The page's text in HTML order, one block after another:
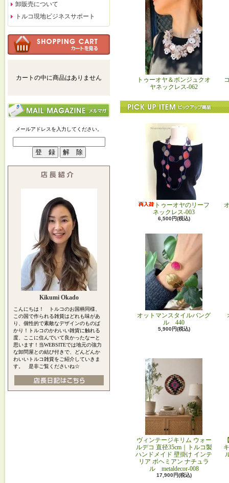
卸販売について
トルコ現地ビジネスサポート
カートの中に商品はありません
メールアドレスを入力してください。
Kikumi Okado
こんにちは！ トルコのお国柄同様、
この国で作られる雑貨はどれも味があ
り、個性的で素敵なデザインのものば
かり！トルコのかわいい雑貨に触れる
度、ここに住んでいて良かったなーと
思います！当WEBSITEでは地元の強力
な卸問屋との結び付きで、どんどんか
わいいトルコ雑貨をご紹介していきま
す。 是非ご覧くださいね☆
トゥーオヤ＆ボンジュクオ
ヤネックレス-062
トゥーオヤのリーフ
ネックレス-003
6,500円(税込)
オットマンスタイルバング
ル 440
5,900円(税込)
ヴィンテージキリム ウォー
ルデコ 直径35cm｜トルコ製
ハンドメイド 壁掛け インテ
リア ボヘミアン ナチュラ
ル metaldecor-008
17,900円(税込)